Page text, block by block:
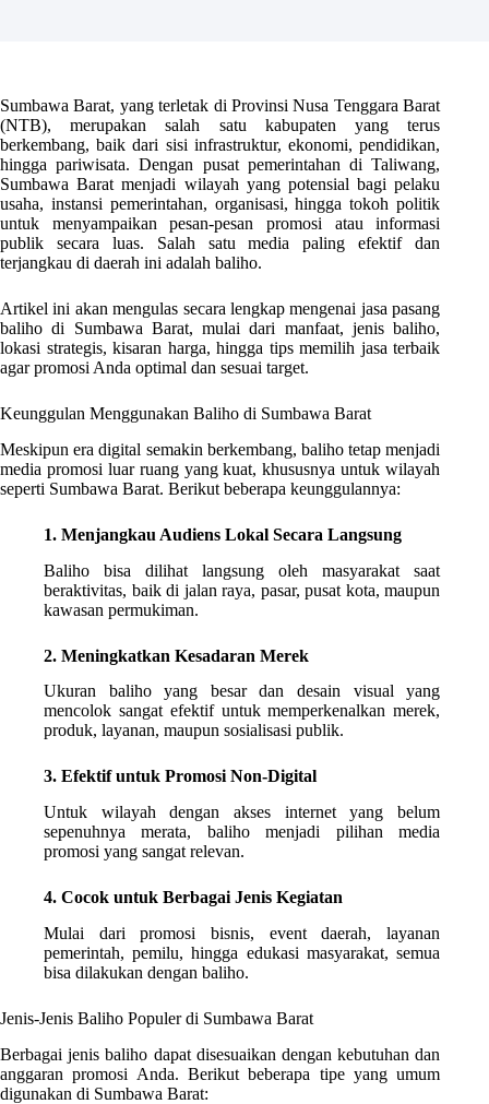
Sumbawa Barat, yang terletak di Provinsi Nusa Tenggara Barat
(NTB), merupakan salah satu kabupaten yang terus
berkembang, baik dari sisi infrastruktur, ekonomi, pendidikan,
hingga pariwisata. Dengan pusat pemerintahan di Taliwang,
Sumbawa Barat menjadi wilayah yang potensial bagi pelaku
usaha, instansi pemerintahan, organisasi, hingga tokoh politik
untuk menyampaikan pesan-pesan promosi atau informasi
publik secara luas. Salah satu media paling efektif dan
terjangkau di daerah ini adalah baliho.
Artikel ini akan mengulas secara lengkap mengenai jasa pasang
baliho di Sumbawa Barat, mulai dari manfaat, jenis baliho,
lokasi strategis, kisaran harga, hingga tips memilih jasa terbaik
agar promosi Anda optimal dan sesuai target.
Keunggulan Menggunakan Baliho di Sumbawa Barat
Meskipun era digital semakin berkembang, baliho tetap menjadi
media promosi luar ruang yang kuat, khususnya untuk wilayah
seperti Sumbawa Barat. Berikut beberapa keunggulannya:
1. Menjangkau Audiens Lokal Secara Langsung
Baliho bisa dilihat langsung oleh masyarakat saat
beraktivitas, baik di jalan raya, pasar, pusat kota, maupun
kawasan permukiman.
2. Meningkatkan Kesadaran Merek
Ukuran baliho yang besar dan desain visual yang
mencolok sangat efektif untuk memperkenalkan merek,
produk, layanan, maupun sosialisasi publik.
3. Efektif untuk Promosi Non-Digital
Untuk wilayah dengan akses internet yang belum
sepenuhnya merata, baliho menjadi pilihan media
promosi yang sangat relevan.
4. Cocok untuk Berbagai Jenis Kegiatan
Mulai dari promosi bisnis, event daerah, layanan
pemerintah, pemilu, hingga edukasi masyarakat, semua
bisa dilakukan dengan baliho.
Jenis-Jenis Baliho Populer di Sumbawa Barat
Berbagai jenis baliho dapat disesuaikan dengan kebutuhan dan
anggaran promosi Anda. Berikut beberapa tipe yang umum
digunakan di Sumbawa Barat: